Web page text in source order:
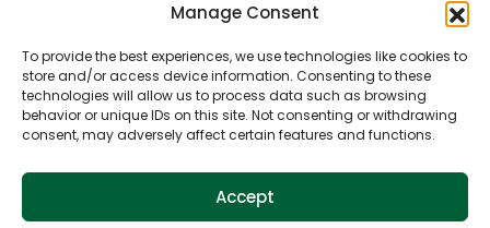
Manage Consent
To provide the best experiences, we use technologies like cookies to
store and/or access device information. Consenting to these
technologies will allow us to process data such as browsing
behavior or unique IDs on this site. Not consenting or withdrawing
consent, may adversely affect certain features and functions.
Accept
Aktivitäten in der Nähe der Einrichtung